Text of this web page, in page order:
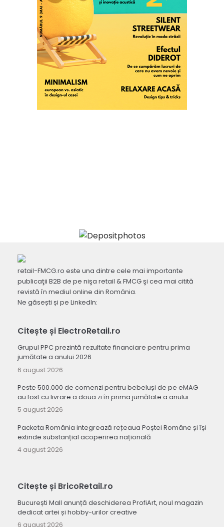
retail-FMCG.ro este una dintre cele mai importante
publicaţii B2B de pe nişa retail & FMCG şi cea mai citită
revistă în mediul online din România.
Ne găsești și pe LinkedIn:
Citește și ElectroRetail.ro
Grupul PPC prezintă rezultate financiare pentru prima
jumătate a anului 2026
6 august 2026
Peste 500.000 de comenzi pentru bebeluși de pe eMAG
au fost cu livrare a doua zi în prima jumătate a anului
5 august 2026
Packeta România integrează rețeaua Poștei Române și își
extinde substanțial acoperirea națională
4 august 2026
Citește și BricoRetail.ro
București Mall anunță deschiderea ProfiArt, noul magazin
dedicat artei și hobby-urilor creative
6 august 2026